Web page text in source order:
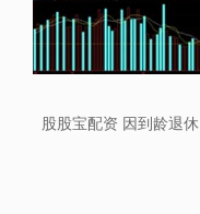
股股宝配资 因到龄退